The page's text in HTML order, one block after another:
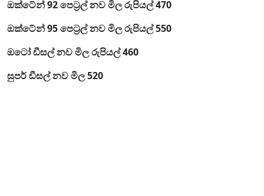
ඔක්ටේන් 92 පෙට්‍රල් නව මිල රුපියල් 470
ඔක්ටේන් 95 පෙට්‍රල් නව මිල රුපියල් 550
ඔටෝ ඩීසල් නව මිල රුපියල් 460
සුපර් ඩීසල් නව මිල 520